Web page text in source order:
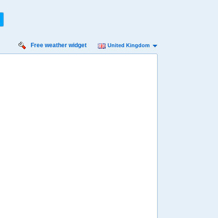
Free weather widget United Kingdom